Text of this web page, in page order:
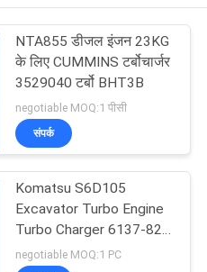
ब्रेकर सील
48
NTA855 डीजल इंजन 23KG
के लिए CUMMINS टर्बोचार्जर
3529040 टर्बो BHT3B
negotiable MOQ:1 पीसी
संपर्क
Komatsu S6D105
Excavator Turbo Engine
Turbo Charger 6137-82-
8200 6137-82-8600
negotiable MOQ:1 PC